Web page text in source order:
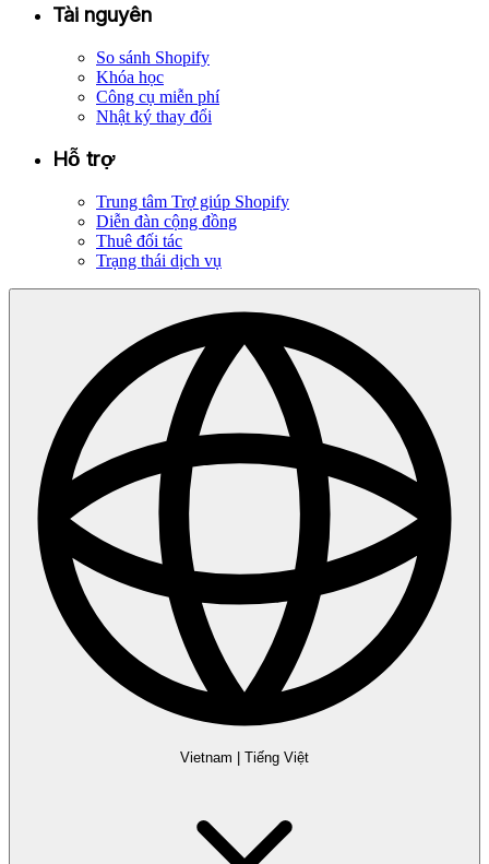
Tài nguyên
So sánh Shopify
Khóa học
Công cụ miễn phí
Nhật ký thay đổi
Hỗ trợ
Trung tâm Trợ giúp Shopify
Diễn đàn cộng đồng
Thuê đối tác
Trạng thái dịch vụ
Vietnam Tiếng Việt